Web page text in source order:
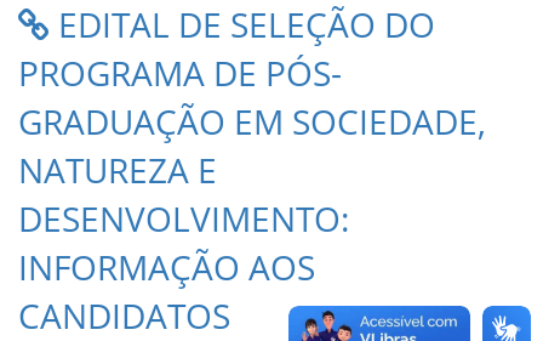
EDITAL DE SELEÇÃO DO
PROGRAMA DE PÓS-
GRADUAÇÃO EM SOCIEDADE,
NATUREZA E
DESENVOLVIMENTO:
INFORMAÇÃO AOS
CANDIDATOS